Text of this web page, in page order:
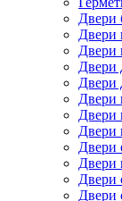
Двери
Двери
Двери
Двери
Двери
Двери
Двери
Двери
Двери
Двери
Двери
Двери